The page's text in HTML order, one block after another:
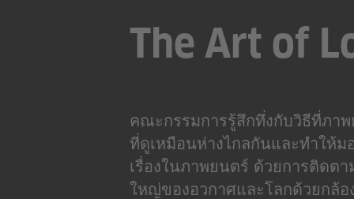
The Art of
คณะกรรมการรู้สึกทึ่งกับวิธีที่ภา
ที่ดูเหมือนห่างไกลกันและทําให้ม
เรื่องในภาพยนตร์ ด้วยการติดต
ใหญ่ของอวกาศและโลกด้วยกล้